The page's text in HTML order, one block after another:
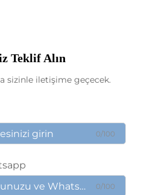
Teklif Alın
sizinle iletişime geçecek.
0/100
0/100